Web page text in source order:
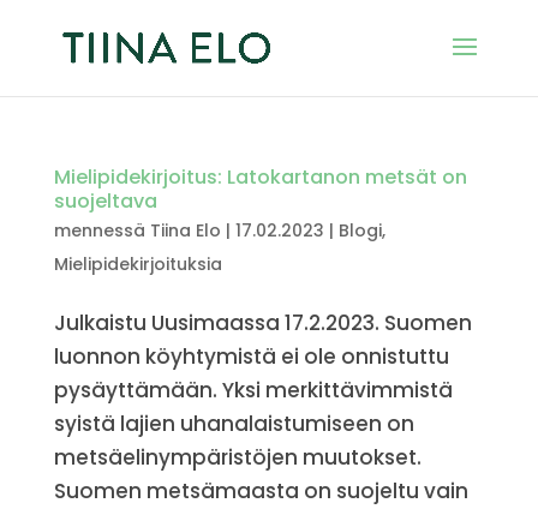
Mielipidekirjoitus: Latokartanon metsät on
suojeltava
mennessä Tiina Elo | 17.02.2023 | Blogi,
Mielipidekirjoituksia
Julkaistu Uusimaassa 17.2.2023. Suomen
luonnon köyhtymistä ei ole onnistuttu
pysäyttämään. Yksi merkittävimmistä
syistä lajien uhanalaistumiseen on
metsäelinympäristöjen muutokset.
Suomen metsämaasta on suojeltu vain